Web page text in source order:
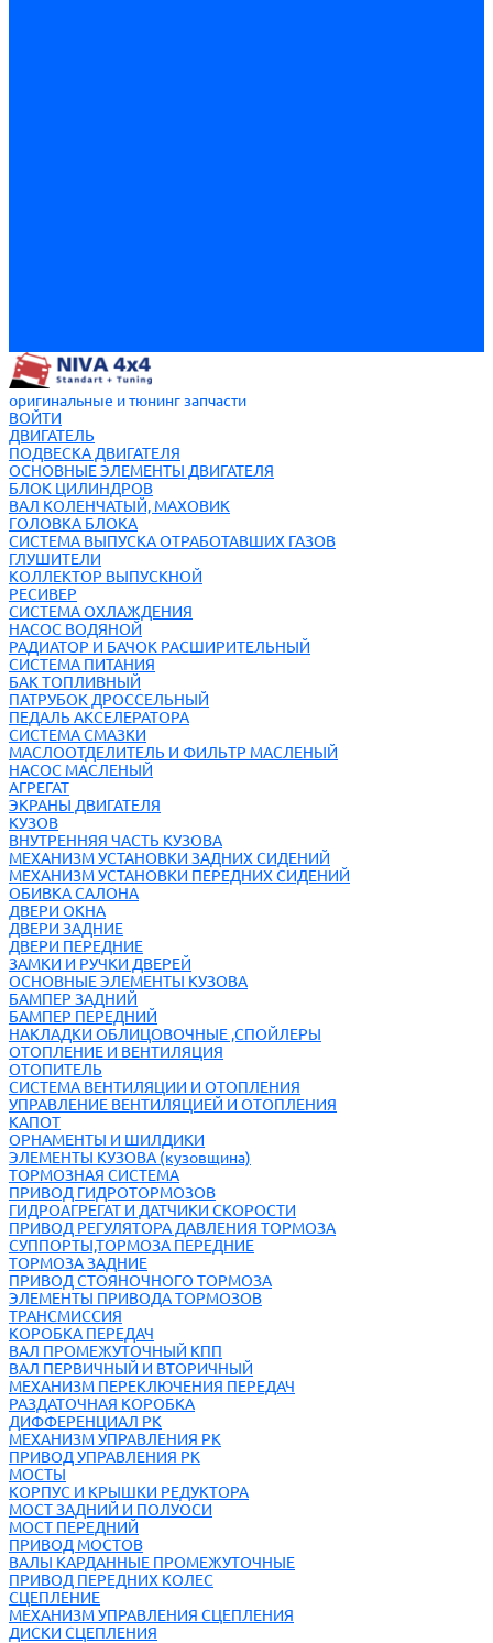
оригинальные и тюнинг запчасти
ВОЙТИ
ДВИГАТЕЛЬ
ПОДВЕСКА ДВИГАТЕЛЯ
ОСНОВНЫЕ ЭЛЕМЕНТЫ ДВИГАТЕЛЯ
БЛОК ЦИЛИНДРОВ
ВАЛ КОЛЕНЧАТЫЙ, МАХОВИК
ГОЛОВКА БЛОКА
СИСТЕМА ВЫПУСКА ОТРАБОТАВШИХ ГАЗОВ
ГЛУШИТЕЛИ
КОЛЛЕКТОР ВЫПУСКНОЙ
РЕСИВЕР
СИСТЕМА ОХЛАЖДЕНИЯ
НАСОС ВОДЯНОЙ
РАДИАТОР И БАЧОК РАСШИРИТЕЛЬНЫЙ
СИСТЕМА ПИТАНИЯ
БАК ТОПЛИВНЫЙ
ПАТРУБОК ДРОССЕЛЬНЫЙ
ПЕДАЛЬ АКСЕЛЕРАТОРА
СИСТЕМА СМАЗКИ
МАСЛООТДЕЛИТЕЛЬ И ФИЛЬТР МАСЛЕНЫЙ
НАСОС МАСЛЕНЫЙ
АГРЕГАТ
ЭКРАНЫ ДВИГАТЕЛЯ
КУЗОВ
ВНУТРЕННЯЯ ЧАСТЬ КУЗОВА
МЕХАНИЗМ УСТАНОВКИ ЗАДНИХ СИДЕНИЙ
МЕХАНИЗМ УСТАНОВКИ ПЕРЕДНИХ СИДЕНИЙ
ОБИВКА САЛОНА
ДВЕРИ ОКНА
ДВЕРИ ЗАДНИЕ
ДВЕРИ ПЕРЕДНИЕ
ЗАМКИ И РУЧКИ ДВЕРЕЙ
ОСНОВНЫЕ ЭЛЕМЕНТЫ КУЗОВА
БАМПЕР ЗАДНИЙ
БАМПЕР ПЕРЕДНИЙ
НАКЛАДКИ ОБЛИЦОВОЧНЫЕ ,СПОЙЛЕРЫ
ОТОПЛЕНИЕ И ВЕНТИЛЯЦИЯ
ОТОПИТЕЛЬ
СИСТЕМА ВЕНТИЛЯЦИИ И ОТОПЛЕНИЯ
УПРАВЛЕНИЕ ВЕНТИЛЯЦИЕЙ И ОТОПЛЕНИЯ
КАПОТ
ОРНАМЕНТЫ И ШИЛДИКИ
ЭЛЕМЕНТЫ КУЗОВА (кузовщина)
ТОРМОЗНАЯ СИСТЕМА
ПРИВОД ГИДРОТОРМОЗОВ
ГИДРОАГРЕГАТ И ДАТЧИКИ СКОРОСТИ
ПРИВОД РЕГУЛЯТОРА ДАВЛЕНИЯ ТОРМОЗА
СУППОРТЫ,ТОРМОЗА ПЕРЕДНИЕ
ТОРМОЗА ЗАДНИЕ
ПРИВОД СТОЯНОЧНОГО ТОРМОЗА
ЭЛЕМЕНТЫ ПРИВОДА ТОРМОЗОВ
ТРАНСМИССИЯ
КОРОБКА ПЕРЕДАЧ
ВАЛ ПРОМЕЖУТОЧНЫЙ КПП
ВАЛ ПЕРВИЧНЫЙ И ВТОРИЧНЫЙ
МЕХАНИЗМ ПЕРЕКЛЮЧЕНИЯ ПЕРЕДАЧ
РАЗДАТОЧНАЯ КОРОБКА
ДИФФЕРЕНЦИАЛ РК
МЕХАНИЗМ УПРАВЛЕНИЯ РК
ПРИВОД УПРАВЛЕНИЯ РК
МОСТЫ
КОРПУС И КРЫШКИ РЕДУКТОРА
МОСТ ЗАДНИЙ И ПОЛУОСИ
МОСТ ПЕРЕДНИЙ
ПРИВОД МОСТОВ
ВАЛЫ КАРДАННЫЕ ПРОМЕЖУТОЧНЫЕ
ПРИВОД ПЕРЕДНИХ КОЛЕС
СЦЕПЛЕНИЕ
МЕХАНИЗМ УПРАВЛЕНИЯ СЦЕПЛЕНИЯ
ДИСКИ СЦЕПЛЕНИЯ